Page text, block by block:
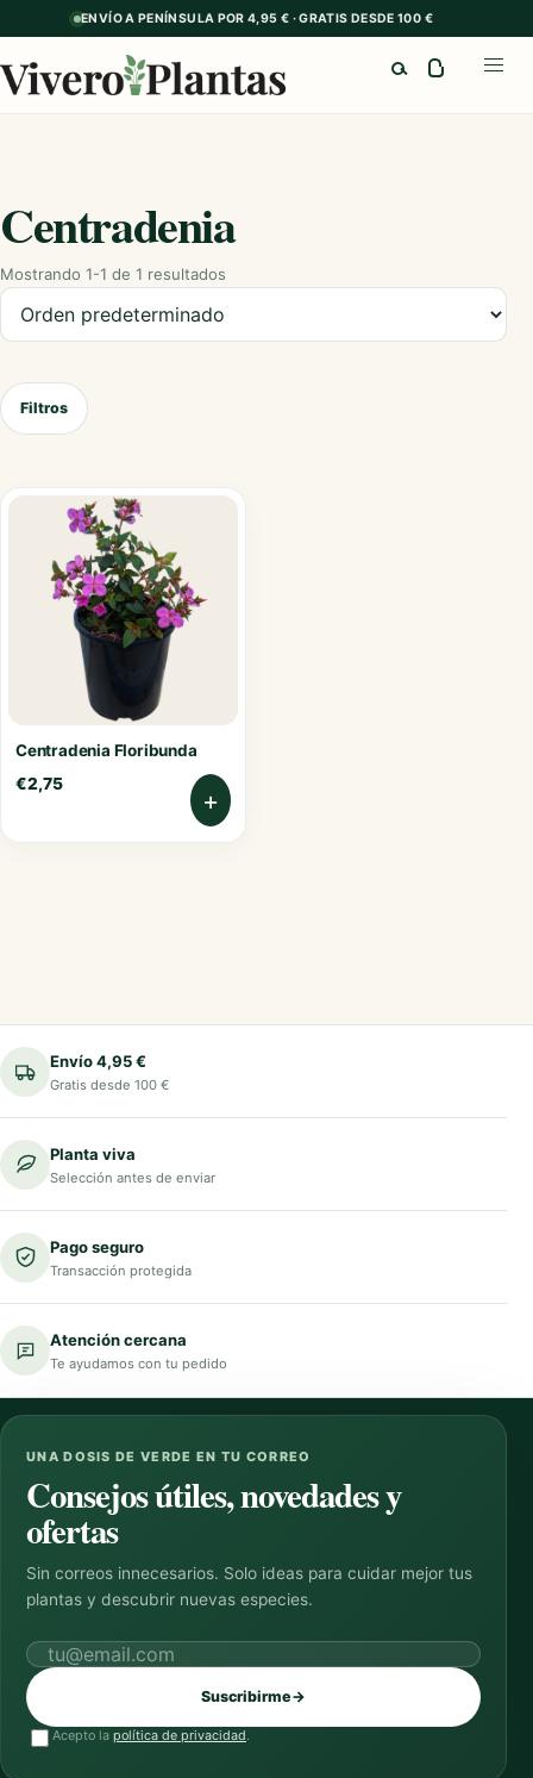
ENVÍO A PENÍNSULA POR 4,95 € · GRATIS DESDE 100 €
Centradenia
Mostrando 1-1 de 1 resultados
Ordenar productos
Filtros
Centradenia Floribunda
€2,75
+
Envío 4,95 €
Gratis desde 100 €
Planta viva
Selección antes de enviar
Pago seguro
Transacción protegida
Atención cercana
Te ayudamos con tu pedido
UNA DOSIS DE VERDE EN TU CORREO
Consejos útiles, novedades y
ofertas
Sin correos innecesarios. Solo ideas para cuidar mejor tus
plantas y descubrir nuevas especies.
Correo electrónico
Suscribirme→
Acepto la política de privacidad.